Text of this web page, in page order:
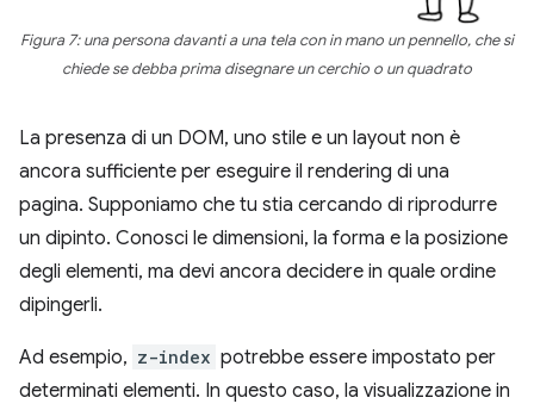
Figura 7: una persona davanti a una tela con in mano un pennello, che si
chiede se debba prima disegnare un cerchio o un quadrato
La presenza di un DOM, uno stile e un layout non è
ancora sufficiente per eseguire il rendering di una
pagina. Supponiamo che tu stia cercando di riprodurre
un dipinto. Conosci le dimensioni, la forma e la posizione
degli elementi, ma devi ancora decidere in quale ordine
dipingerli.
Ad esempio, z-index potrebbe essere impostato per
determinati elementi. In questo caso, la visualizzazione in